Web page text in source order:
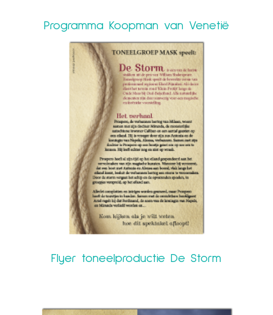
Programma Koopman van Venetië
Flyer toneelproductie De Storm